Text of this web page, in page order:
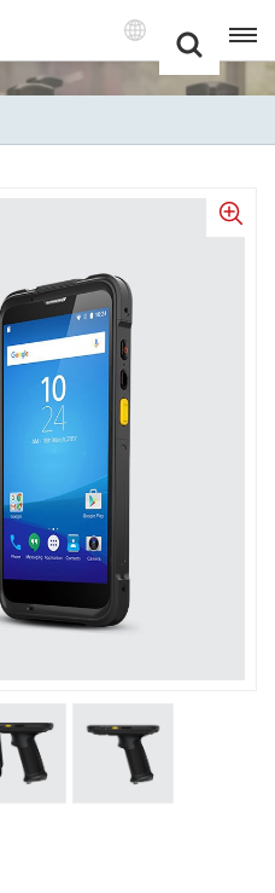
English
Français
Русский
Italiano
Español
Nederland
عربي
Türk
Ελληνικά